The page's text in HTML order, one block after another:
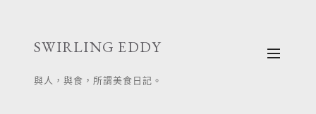
SWIRLING EDDY
與人，與食，所謂美食日記。